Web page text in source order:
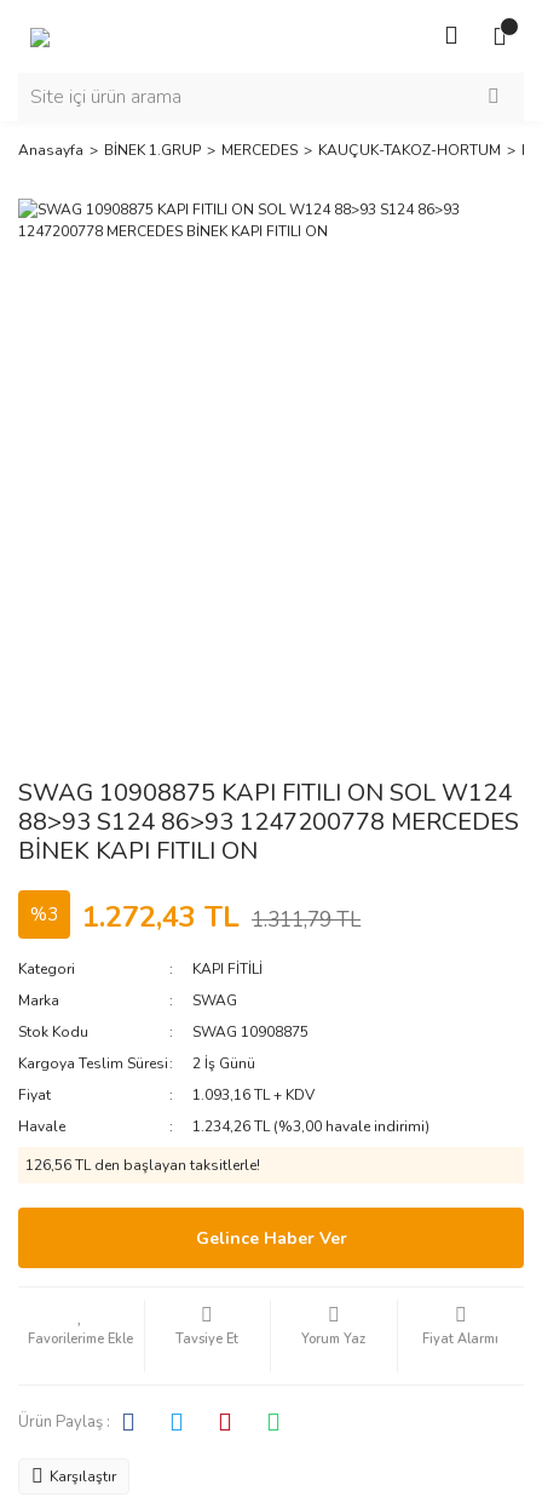
Anasayfa BİNEK 1.GRUP MERCEDES KAUÇUK-TAKOZ-HORTUM
SWAG 10908875 KAPI FITILI ON SOL W124
88>93 S124 86>93 1247200778 MERCEDES
BİNEK KAPI FITILI ON
%3 1.272,43 TL 1.311,79 TL
Kategori
KAPI FİTİLİ
Marka
SWAG
Stok Kodu
SWAG 10908875
Kargoya Teslim Süresi
2 İş Günü
Fiyat
1.093,16 TL + KDV
Havale
1.234,26 TL (%3,00 havale indirimi)
126,56 TL den başlayan taksitlerle!
Gelince Haber Ver
Tavsiye Et Yorum Yaz Fiyat Alarmı
Ürün Paylaş :
Karşılaştır